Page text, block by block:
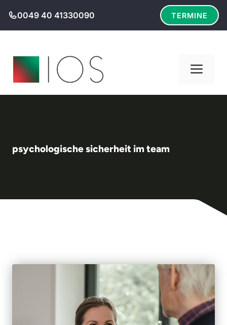
Inhalt
springen
0049 40 41330090 TERMINE
psychologische sicherheit im team